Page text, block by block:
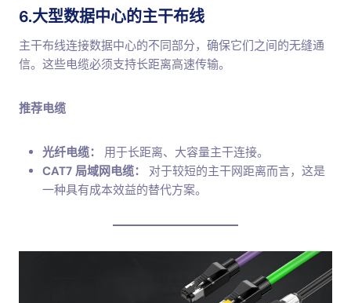
6.大型数据中心的主干布线
主干布线连接数据中心的不同部分，确保它们之间的无缝通
信。这些电缆必须支持长距离高速传输。
推荐电缆
光纤电缆：
用于长距离、大容量主干连接。
CAT7 局域网电缆：
对于较短的主干网距离而言，这是
一种具有成本效益的替代方案。